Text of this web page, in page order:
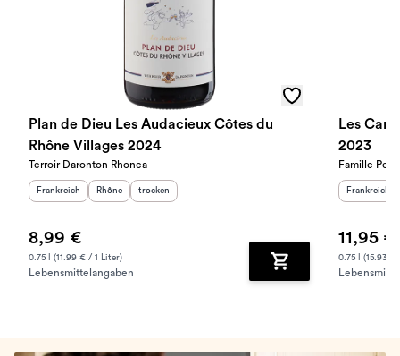
Plan de Dieu Les Audacieux Côtes du
Rhône Villages 2024
Terroir Daronton Rhonea
Herkunftsland
Frankreich Herkunftsregion:
Rhône Geschmack
trocken
8,99 €
0.75 l (11.99 € / 1 Liter)
Lebensmittelangaben Zum Warenkorb
Les
2023
Famille
Frankreich
11,95 €
0.75 l (15.93 €